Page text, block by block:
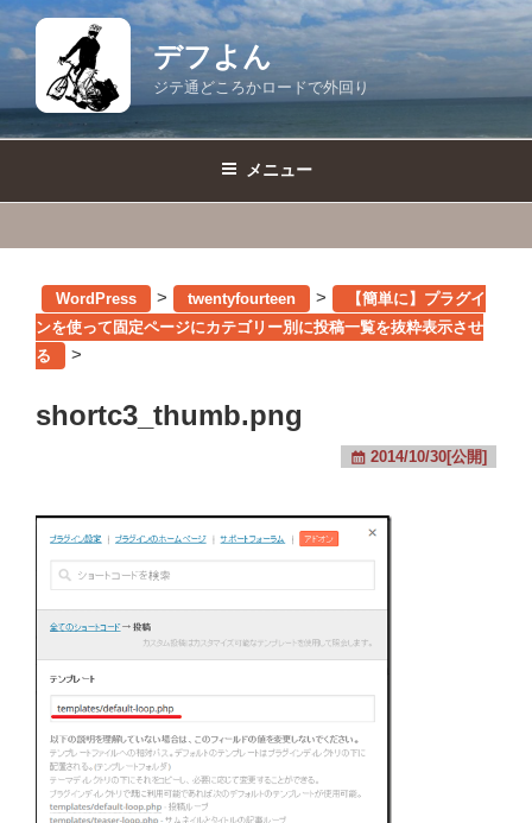
コ
ン
デフよん
ジテ通どころかロードで外回り
メニュー
WordPress > twentyfourteen >
【簡単に】プラグイ
ンを使って固定ページにカテゴリー別に投稿一覧を抜粋表示させ
る
>
shortc3_thumb.png
2014/10/30[公開]